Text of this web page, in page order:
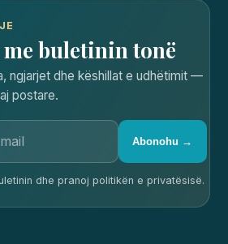
buletinin tonë
ngjarjet dhe këshillat e udhëtimit —
postare.
Abonohu →
dhe pranoj politikën e privatësisë.